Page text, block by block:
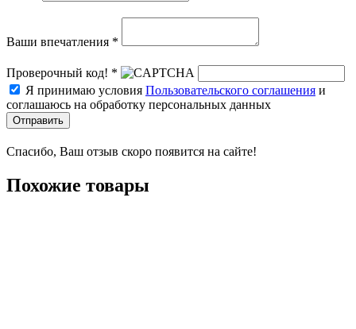
Ваши впечатления *
Проверочный код! *
Я принимаю условия Пользовательского соглашения и
соглашаюсь на обработку персональных данных
Отправить
Спасибо, Ваш отзыв скоро появится на сайте!
Похожие товары